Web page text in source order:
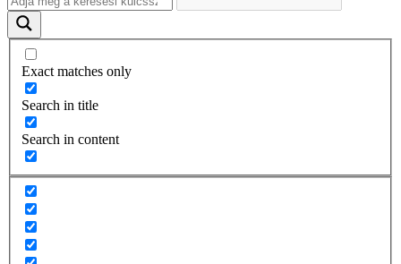
Exact matches only
Search in title
Search in content